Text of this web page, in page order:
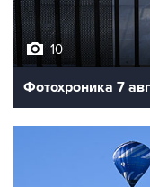
10
Фотохроника 7